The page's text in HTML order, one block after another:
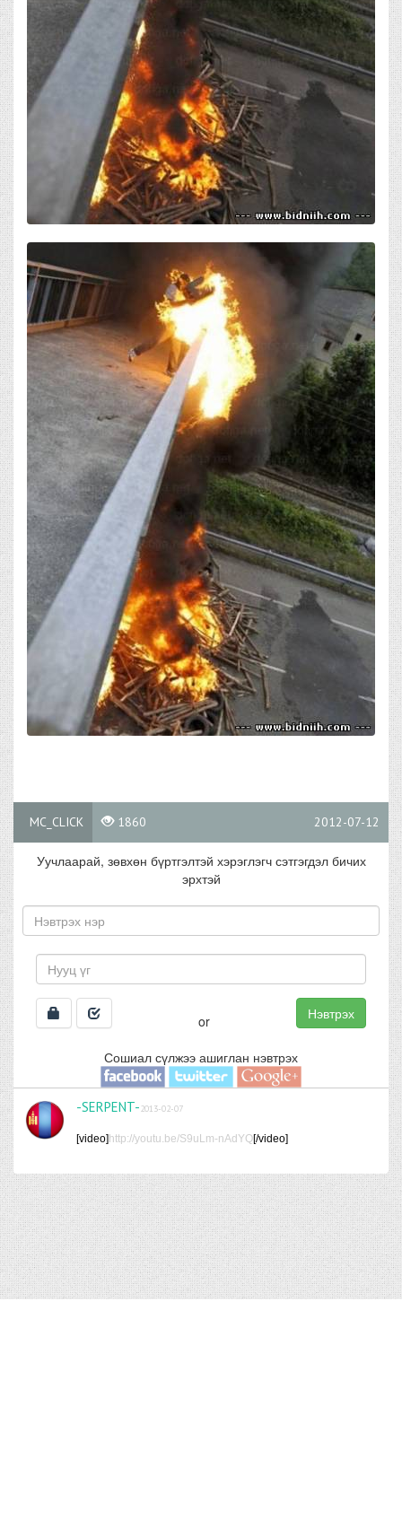
MC_CLICK 1860 2012-07-12
Уучлаарай, зөвхөн бүртгэлтэй хэрэглэгч сэтгэгдэл бичих
эрхтэй
Нэвтрэх
or
Сошиал сүлжээ ашиглан нэвтрэх
-SERPENT- 2013-02-07
[video]http://youtu.be/S9uLm-nAdYQ[/video]